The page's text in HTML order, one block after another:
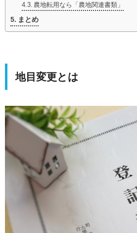
農地転用なら「農地関連書類」
まとめ
地目変更とは